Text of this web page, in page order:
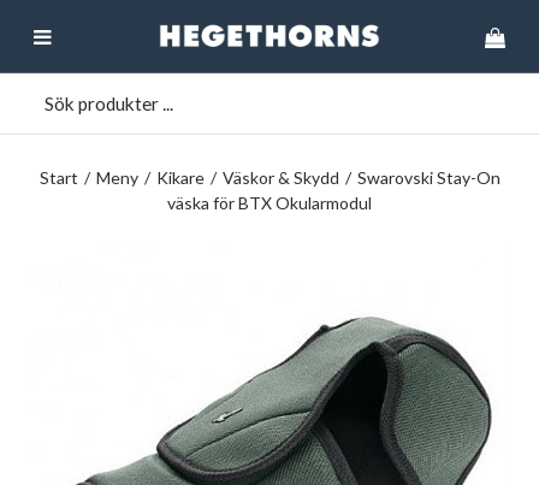
Start / Meny / Kikare / Väskor & Skydd / Swarovski Stay-On
väska för BTX Okularmodul